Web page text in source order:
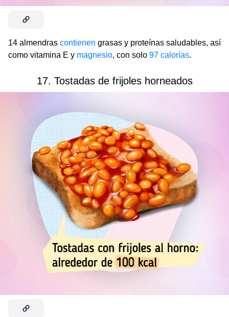
14 almendras contienen grasas y proteínas saludables, así
como vitamina E y magnesio, con solo 97 calorías.
17. Tostadas de frijoles horneados